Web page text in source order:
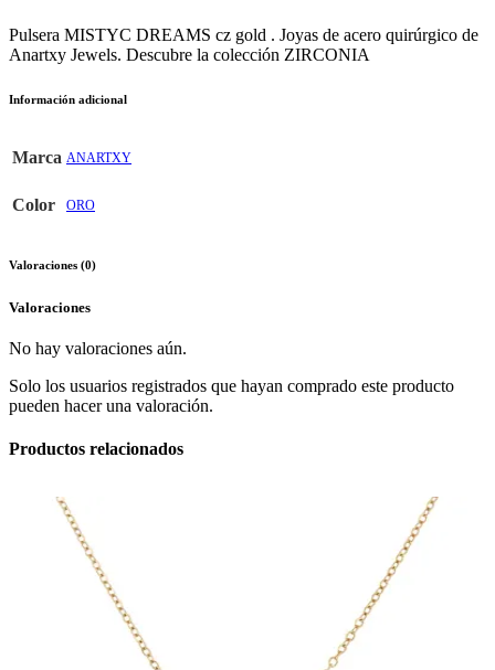
Pulsera MISTYC DREAMS cz gold . Joyas de acero quirúrgico de
Anartxy Jewels. Descubre la colección ZIRCONIA
Información adicional
Marca ANARTXY
Color ORO
Valoraciones (0)
Valoraciones
No hay valoraciones aún.
Solo los usuarios registrados que hayan comprado este producto
pueden hacer una valoración.
Productos relacionados